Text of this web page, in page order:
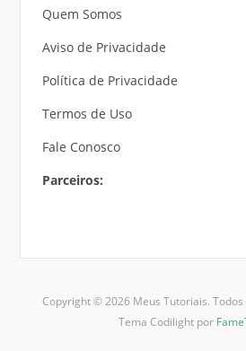
Quem Somos
Aviso de Privacidade
Política de Privacidade
Termos de Uso
Fale Conosco
Parceiros:
Copyright © 2026 Meus Tutoriais.
Tema Codilight por